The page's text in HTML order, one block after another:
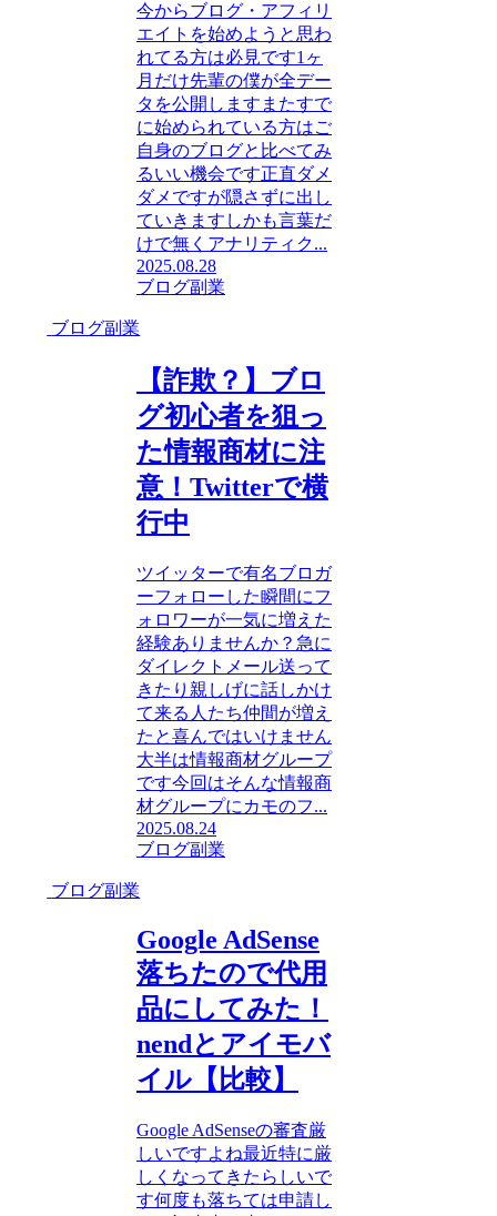
今からブログ・アフィリ
エイトを始めようと思わ
れてる方は必見です1ヶ
月だけ先輩の僕が全デー
タを公開しますまたすで
に始められている方はご
自身のブログと比べてみ
るいい機会です正直ダメ
ダメですが隠さずに出し
ていきますしかも言葉だ
けで無くアナリティク...
2025.08.28
ブログ副業
ブログ副業
【詐欺？】ブロ
グ初心者を狙っ
た情報商材に注
意！Twitterで横
行中
ツイッターで有名ブロガ
ーフォローした瞬間にフ
ォロワーが一気に増えた
経験ありませんか？急に
ダイレクトメール送って
きたり親しげに話しかけ
て来る人たち仲間が増え
たと喜んではいけません
大半は情報商材グループ
です今回はそんな情報商
材グループにカモのフ...
2025.08.24
ブログ副業
ブログ副業
Google AdSense
落ちたので代用
品にしてみた！
nendとアイモバ
イル【比較】
Google AdSenseの審査厳
しいですよね最近特に厳
しくなってきたらしいで
す何度も落ちては申請し